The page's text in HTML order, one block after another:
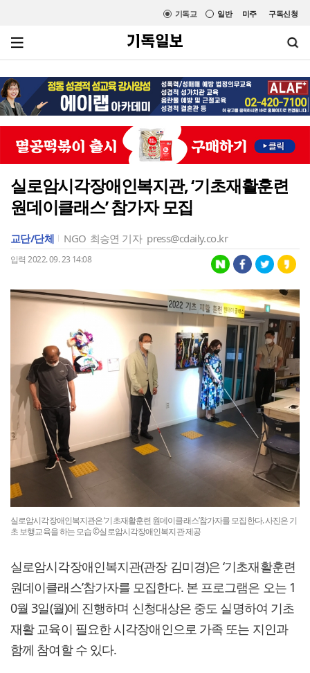
미주 구독신청
일반
기독교
실로암시각장애인복지관, ‘기초재활훈련
원데이클래스’ 참가자 모집
교단/단체 NGO 최승연 기자 press@cdaily.co.kr
입력 2022. 09. 23 14:08
실로암시각장애인복지관은 ‘기초재활훈련 원데이클래스’참가자를 모집한다. 사진은 기
초 보행교육을 하는 모습 ©실로암시각장애인복지관 제공
실로암시각장애인복지관(관장 김미경)은 ‘기초재활훈련
원데이클래스’참가자를 모집한다. 본 프로그램은 오는 1
0월 3일(월)에 진행하며 신청대상은 중도 실명하여 기초
재활 교육이 필요한 시각장애인으로 가족 또는 지인과
함께 참여할 수 있다.